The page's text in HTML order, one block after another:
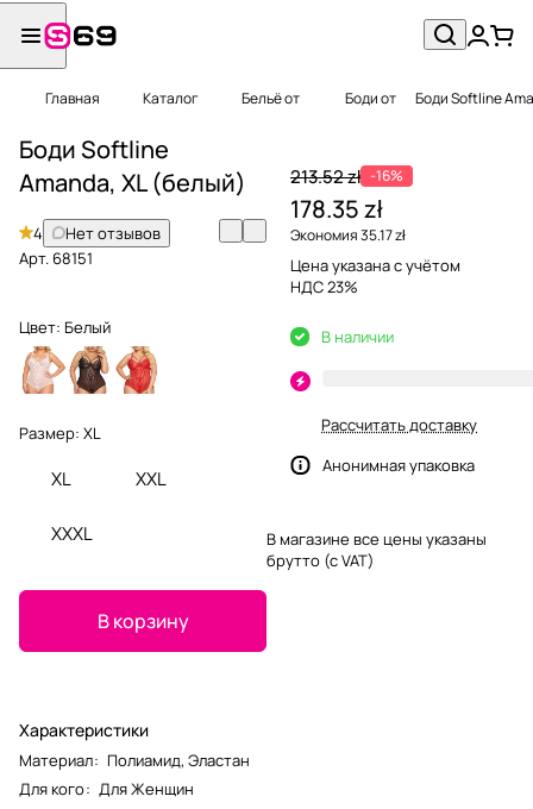
Главная Каталог Бельё от Боди от Боди Softline
Боди Softline
Amanda, XL (белый)
4
Нет отзывов
Арт.68151
Цвет: Белый
Размер: XL
XL XXL
XXXL
В корзину
Характеристики
Материал: Полиамид, Эластан
Для кого: Для Женщин
213.52 zł -16%
178.35 zł
Экономия 35.17 zł
Цена указана с учётом
НДС 23%
В наличии
Рассчитать доставку
Анонимная упаковка
В магазине все цены указаны
брутто (с VAT)